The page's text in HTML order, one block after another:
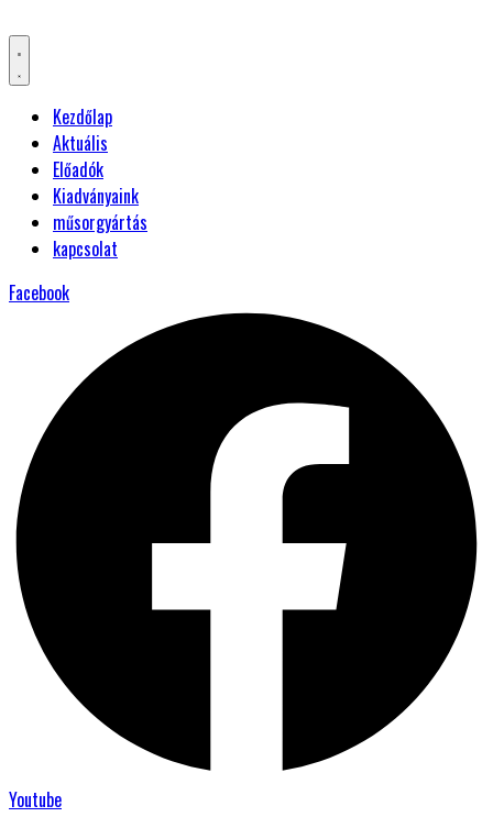
Kezdőlap
Aktuális
Előadók
Kiadványaink
műsorgyártás
kapcsolat
Facebook
Youtube